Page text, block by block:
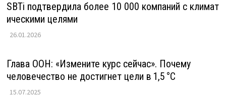
SBTi подтвердила более 10 000 компаний с климат
ическими целями
26.01.2026
Глава ООН: «Измените курс сейчас». Почему
человечество не достигнет цели в 1,5 °C
15.07.2025